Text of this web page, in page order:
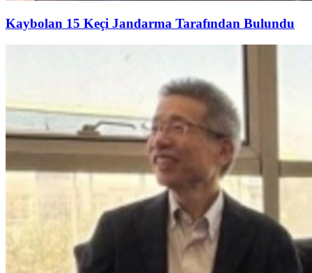
Kaybolan 15 Keçi Jandarma Tarafından Bulundu